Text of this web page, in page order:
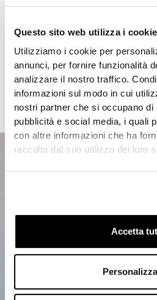
Questo sito web utilizza i cookie
Utilizziamo i cookie per
annunci, per fornire funzionalità
analizzare il nostro traffico.
informazioni sul modo in cui
nostri partner che si occupano di
pubblicità e social media, i quali
con altre informazioni che ha
raccolto dal suo utilizzo dei loro
Accetta
Personalizza
proprio il design, il know-how,
eccellenti, l’artigianalità Made
per i dettagli, caratteristici di
d’avanguardia, la
attento alle certificazioni
sottoposto a severi controlli di